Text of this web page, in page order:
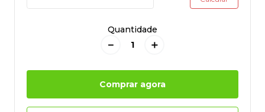
Quantidade
＋
－
Comprar agora